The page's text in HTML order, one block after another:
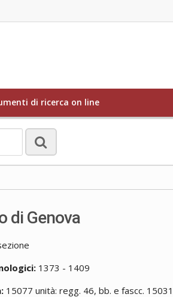
di ricerca on line
di Genova
1373 - 1409
15077 unità: regg. 46, bb. e fascc. 15031